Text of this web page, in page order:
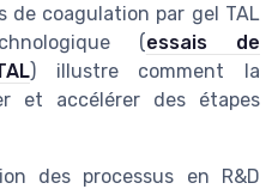
de coagulation par gel TAL
(essais de
) illustre comment la
et accélérer des étapes
des processus en R&D